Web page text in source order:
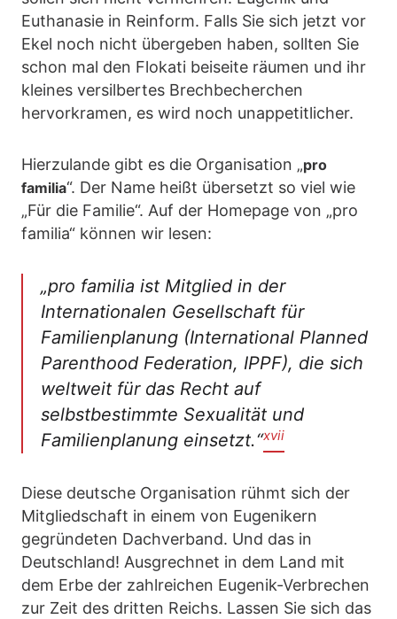
Euthanasie in Reinform. Falls Sie sich jetzt vor
Ekel noch nicht übergeben haben, sollten Sie
schon mal den Flokati beiseite räumen und ihr
kleines versilbertes Brechbecherchen
hervorkramen, es wird noch unappetitlicher.
Hierzulande gibt es die Organisation „pro
familia“. Der Name heißt übersetzt so viel wie
„Für die Familie“. Auf der Homepage von „pro
familia“ können wir lesen:
„pro familia ist Mitglied in der
Internationalen Gesellschaft für
Familienplanung (International Planned
Parenthood Federation, IPPF), die sich
weltweit für das Recht auf
selbstbestimmte Sexualität und
Familienplanung einsetzt.“xvii
Diese deutsche Organisation rühmt sich der
Mitgliedschaft in einem von Eugenikern
gegründeten Dachverband. Und das in
Deutschland! Ausgrechnet in dem Land mit
dem Erbe der zahlreichen Eugenik-Verbrechen
zur Zeit des dritten Reichs. Lassen Sie sich das